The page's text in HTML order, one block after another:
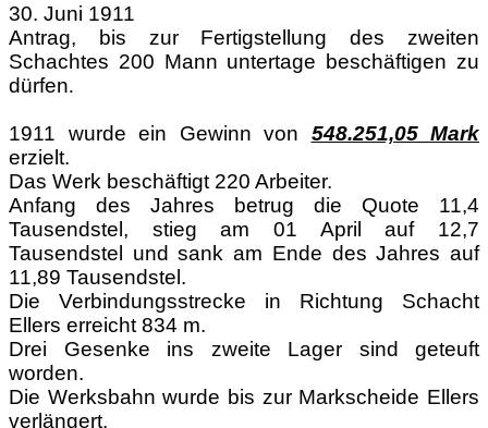
30. Juni 1911
Antrag, bis zur Fertigstellung des zweiten
Schachtes 200 Mann untertage beschäftigen zu
dürfen.
1911 wurde ein Gewinn von 548.251,05 Mark
erzielt.
Das Werk beschäftigt 220 Arbeiter.
Anfang des Jahres betrug die Quote 11,4
Tausendstel, stieg am 01 April auf 12,7
Tausendstel und sank am Ende des Jahres auf
11,89 Tausendstel.
Die Verbindungsstrecke in Richtung Schacht
Ellers erreicht 834 m.
Drei Gesenke ins zweite Lager sind geteuft
worden.
Die Werksbahn wurde bis zur Markscheide Ellers
verlängert.